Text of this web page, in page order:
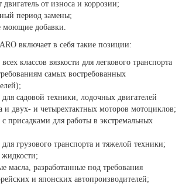
от износа и коррозии;
период замены;
моющие добавки.
включает в себя такие позиции:
классов вязкости для легкового транспорта
самых востребованных
садовой техники, лодочных двигателей
и двух- и четырехтактных моторов мотоциклов;
присадками для работы в экстремальных
грузового транспорта и тяжелой техники;
жидкости;
масла, разработанные под требования
и японских автопроизводителей;